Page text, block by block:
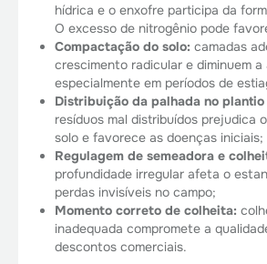
hídrica e o enxofre participa da
O excesso de nitrogênio pode
Compactação do solo: camadas
crescimento radicular e diminuem
especialmente em períodos de
Distribuição da palhada no
resíduos mal distribuídos prejudica
solo e favorece as doenças iniciais;
Regulagem de semeadora e
profundidade irregular afeta o
perdas invisíveis no campo;
Momento correto de colheita:
inadequada compromete a
descontos comerciais.